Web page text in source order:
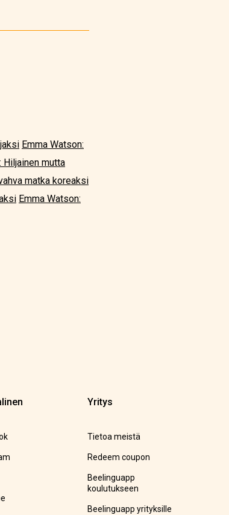
Emma Watson:
Hiljainen mutta
matka koreaksi
Emma Watson:
Yritys
Tietoa meistä
Redeem coupon
Beelinguapp
koulutukseen
Beelinguapp yrityksille